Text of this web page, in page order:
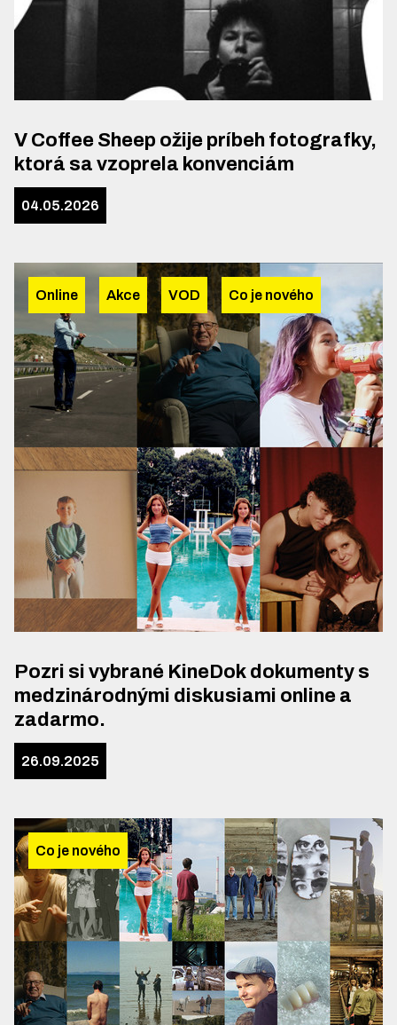
V Coffee Sheep ožije príbeh fotografky,
ktorá sa vzoprela konvenciám
04.05.2026
Online Akce VOD Co je nového
Pozri si vybrané KineDok dokumenty s
medzinárodnými diskusiami online a
zadarmo.
26.09.2025
Co je nového